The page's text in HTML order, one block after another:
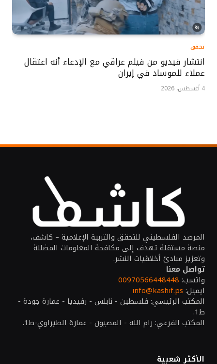
تحقق
انتشار فيديو من فيلم عراقي مع الإدعاء أنه اعتقال
عملاء للموساد في إيران
4 أغسطس، 2026
المرصد الفلسطيني للتحقق والتربية الإعلامية – كاشف،
منصة مستقلة تهدف إلى مكافحة المعلومات المضللة
وتعزيز مبادئ أخلاقيات النشر.
تواصل معنا
واتسب: 00970566448448
ايميل: info@kashif.ps
المكتب الرئيسي: فلسطين - نابلس - رفيديا - عمارة جودة -
ط1.
المكتب الفرعي: رام الله - المصيون - عمارة الطيراوي-ط1.
الأكثر شعبية